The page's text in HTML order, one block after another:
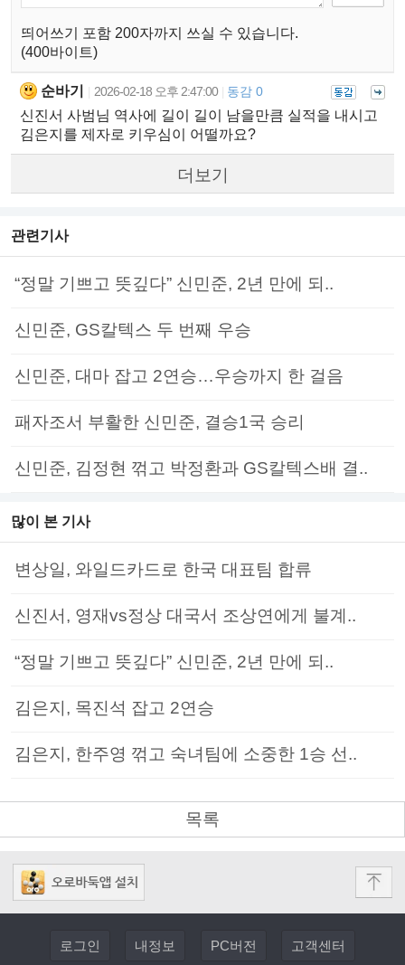
띄어쓰기 포함 200자까지 쓰실 수 있습니다.
(400바이트)
순바기 2026-02-18 오후 2:47:00 동감 0
신진서 사범님 역사에 길이 길이 남을만큼 실적을 내시고
김은지를 제자로 키우심이 어떨까요?
더보기
관련기사
“정말 기쁘고 뜻깊다” 신민준, 2년 만에 되..
신민준, GS칼텍스 두 번째 우승
신민준, 대마 잡고 2연승…우승까지 한 걸음
패자조서 부활한 신민준, 결승1국 승리
신민준, 김정현 꺾고 박정환과 GS칼텍스배 결..
많이 본 기사
변상일, 와일드카드로 한국 대표팀 합류
신진서, 영재vs정상 대국서 조상연에게 불계..
“정말 기쁘고 뜻깊다” 신민준, 2년 만에 되..
김은지, 목진석 잡고 2연승
김은지, 한주영 꺾고 숙녀팀에 소중한 1승 선..
목록
로그인 내정보 PC버전 고객센터